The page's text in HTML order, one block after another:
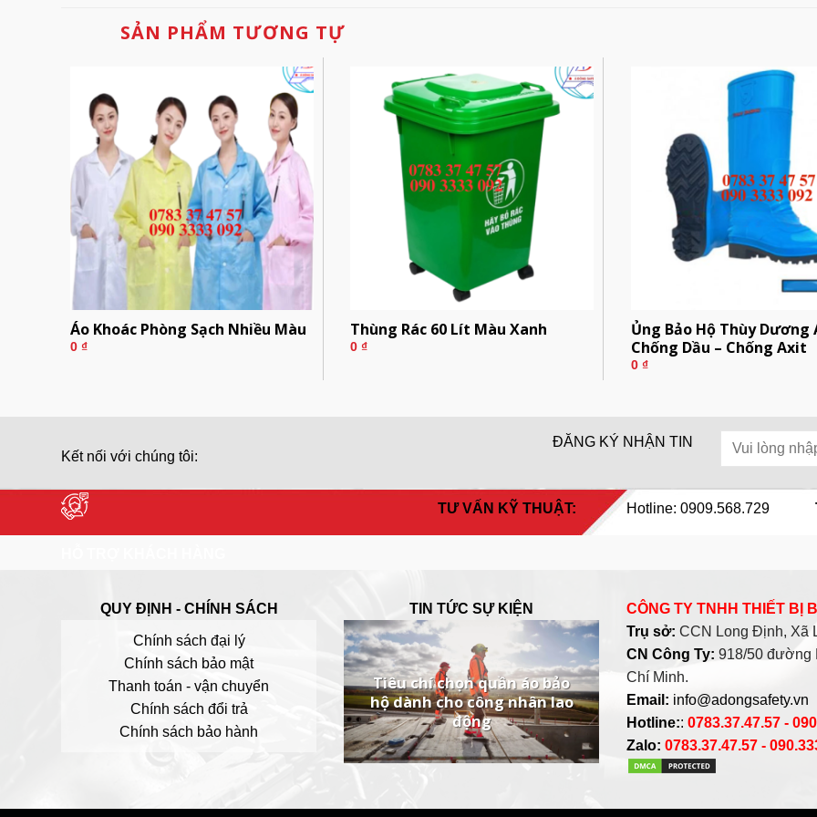
SẢN PHẨM TƯƠNG TỰ
Áo Khoác Phòng Sạch Nhiều Màu
0 ₫
Thùng Rác 60 Lít Màu Xanh
0₫
Ủng Bảo Hộ Thùy Dương
Chống Dầu – Chống Axit
0 ₫
Kết nối với chúng tôi:
ĐĂNG KÝ NHẬN TIN
TƯ VẤN KỸ THUẬT: Hotline: 0909.568.729
QUY ĐỊNH - CHÍNH SÁCH
Chính sách đại lý
Chính sách bảo mật
Thanh toán - vận chuyển
Chính sách đổi trả
Chính sách bảo hành
TIN TỨC SỰ KIỆN
Tiêu chí chọn quần áo bảo
hộ dành cho công nhân lao
động
CÔNG TY TNHH THIẾT BỊ
Trụ sở: CCN Long Định, Xã
CN Công Ty: 918/50 đường
Chí Minh.
Email: info@adongsafety.vn
Hotline:: 0783.37.47.57 -
Zalo: 0783.37.47.57 -